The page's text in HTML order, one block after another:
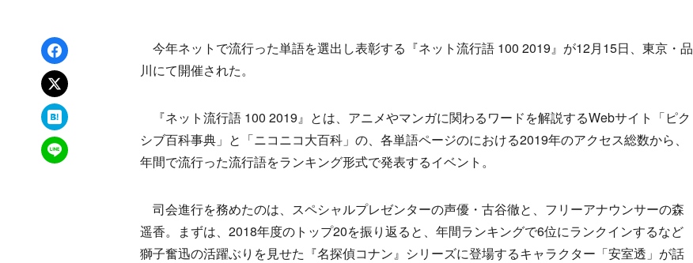
Facebookでシェア
xでポスト
はてなブックマーク
LINEで送る
今年ネットで流行った単語を選出し表彰する『ネット流行語 100 2019』が12月15日、東京・品
川にて開催された。
『ネット流行語 100 2019』とは、アニメやマンガに関わるワードを解説するWebサイト「ピク
シブ百科事典」と「ニコニコ大百科」の、各単語ページのにおける2019年のアクセス総数から、
年間で流行った流行語をランキング形式で発表するイベント。
司会進行を務めたのは、スペシャルプレゼンターの声優・古谷徹と、フリーアナウンサーの森
遥香。まずは、2018年度のトップ20を振り返ると、年間ランキングで6位にランクインするなど
獅子奮迅の活躍ぶりを見せた『名探偵コナン』シリーズに登場するキャラクター「安室透」が話